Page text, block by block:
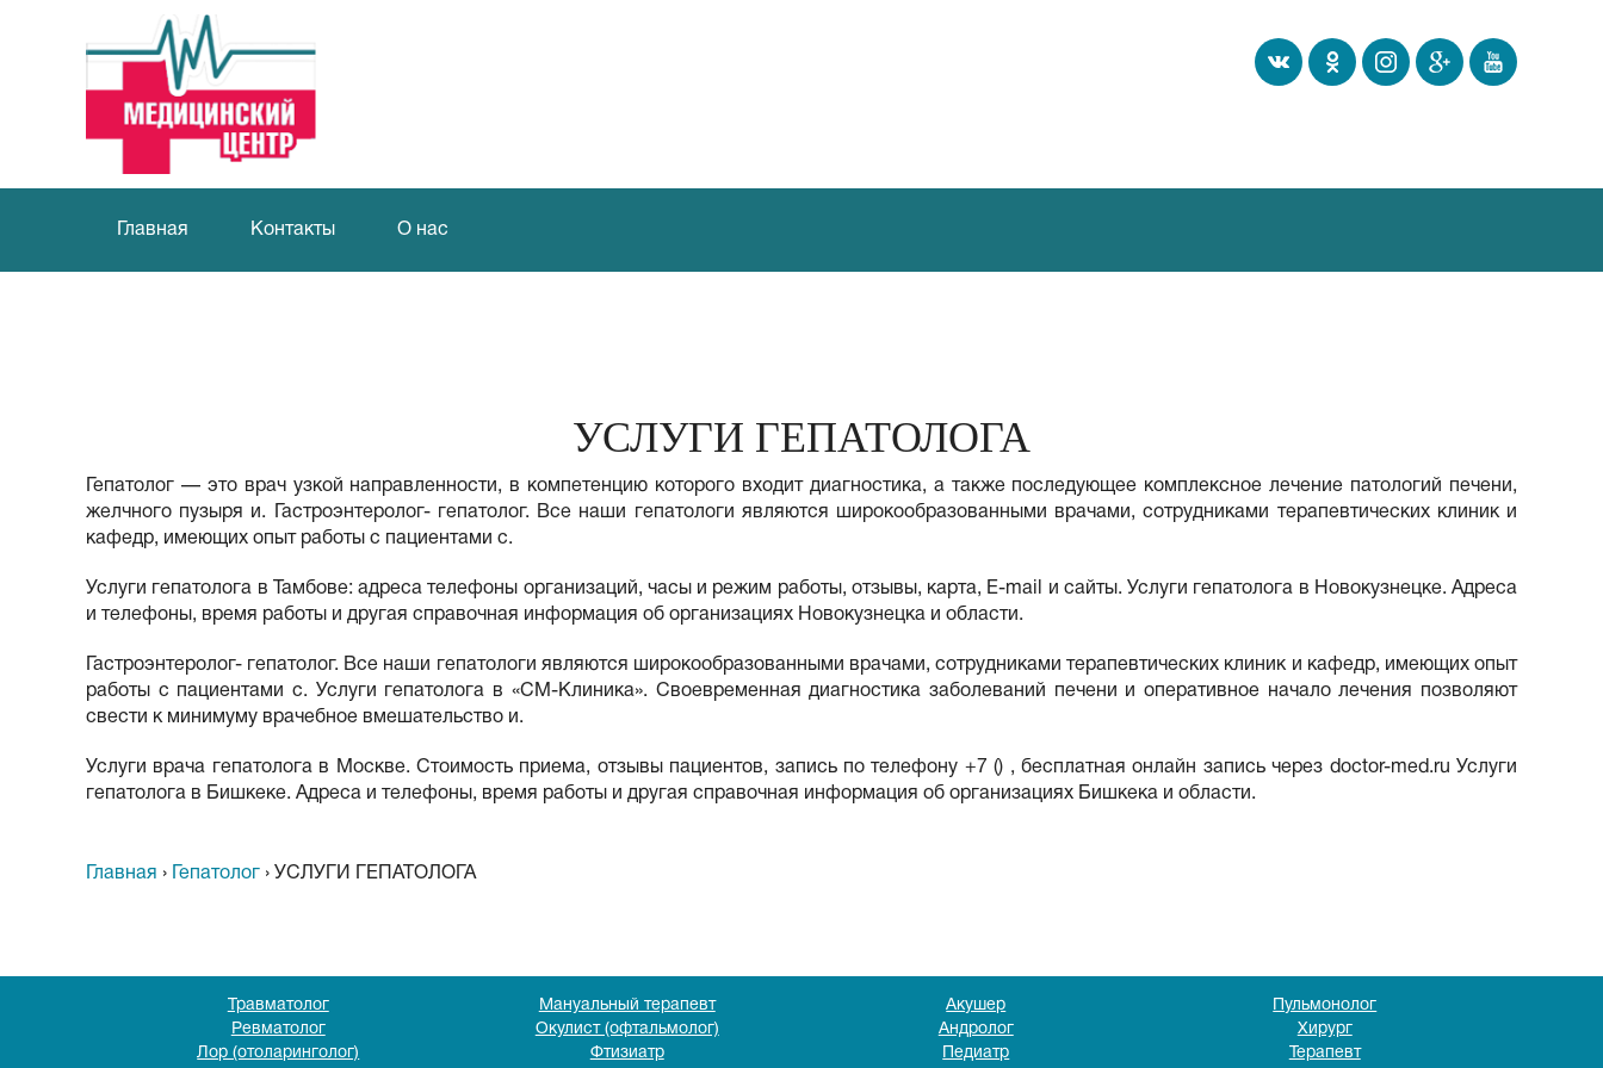
Главная Контакты О нас
УСЛУГИ ГЕПАТОЛОГА
Гепатолог — это врач узкой направленности, в компетенцию которого входит диагностика, а также последующее комплексное лечение патологий печени,
желчного пузыря и. Гастроэнтеролог- гепатолог. Все наши гепатологи являются широкообразованными врачами, сотрудниками терапевтических клиник и
кафедр, имеющих опыт работы с пациентами с.
Услуги гепатолога в Тамбове: адреса телефоны организаций, часы и режим работы, отзывы, карта, E-mail и сайты. Услуги гепатолога в Новокузнецке. Адреса
и телефоны, время работы и другая справочная информация об организациях Новокузнецка и области.
Гастроэнтеролог- гепатолог. Все наши гепатологи являются широкообразованными врачами, сотрудниками терапевтических клиник и кафедр, имеющих опыт
работы с пациентами с. Услуги гепатолога в «СМ-Клиника». Своевременная диагностика заболеваний печени и оперативное начало лечения позволяют
свести к минимуму врачебное вмешательство и.
Услуги врача гепатолога в Москве. Стоимость приема, отзывы пациентов, запись по телефону +7 () , бесплатная онлайн запись через doctor-med.ru Услуги
гепатолога в Бишкеке. Адреса и телефоны, время работы и другая справочная информация об организациях Бишкека и области.
Главная › Гепатолог › УСЛУГИ ГЕПАТОЛОГА
Травматолог Мануальный терапевт Акушер
Пульмонолог
Ревматолог
Окулист (офтальмолог) Андролог
Хирург
Лор (отоларинголог)
Фтизиатр Педиатр Терапевт